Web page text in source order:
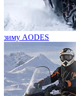
зиму AODES